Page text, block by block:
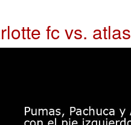
fc vs. atlas